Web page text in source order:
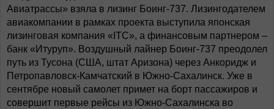
Авиатрассы» взяла в лизинг Боинг-737. Лизингодателем
авиакомпании в рамках проекта выступила японская
лизинговая компания «ITC», а финансовым партнером –
банк «Итуруп». Воздушный лайнер Боинг-737 преодолел
путь из Тусона (США, штат Аризона) через Анкоридж и
Петропавловск-Камчатский в Южно-Сахалинск. Уже в
сентябре новый самолет примет на борт пассажиров и
совершит первые рейсы из Южно-Сахалинска во